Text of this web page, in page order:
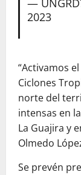
—
2023
“Activamos
Ciclones
norte del
intensas en
La Guajira y
Olmedo
Se prevén